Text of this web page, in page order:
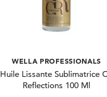
WELLA PROFESSIONALS
Huile Lissante Sublimatrice
Reflections 100 Ml